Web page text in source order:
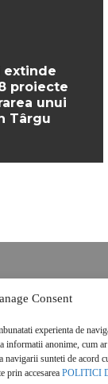
Consent
experienta de
informatii anonime, cum
sunteti de acord
prin accesarea POLITICI
extinde
proiecte
unui
Târgu